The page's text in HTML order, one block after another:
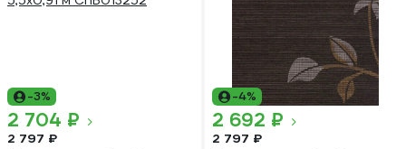
-3%
2 704 ₽
2 797 ₽
-4%
2 692 ₽
2 797 ₽